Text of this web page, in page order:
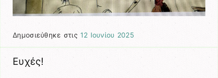
Δημοσιεύθηκε στις 12 Ιουνίου 2025
Ευχές!